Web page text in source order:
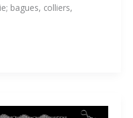
bagues, colliers,